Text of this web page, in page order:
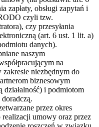
zapłaty, obsługi zapytań i
czyli tzw.
czy przesyłania
(art. 6 ust. 1 lit. a)
danych).
naszym
na
niezbędnym do
biznesowym
działalność) i podmiotom
przez okres
realizacji umowy oraz przez